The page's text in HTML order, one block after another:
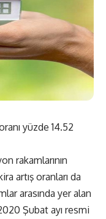
yüzde 14.52
rakamlarının
artış oranları da
arasında yer alan
Şubat ayı resmi